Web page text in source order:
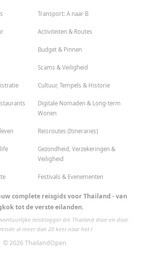
Transport: A naar B
Activiteiten & Routes
Budget & Pinnen
Scams & Veiligheid
Cultuur, Tempels & Historie
Digitale Nomaden & Long-term
Wonen
Reisroutes (Itineraries)
Gezondheid, Verzekeringen &
Veiligheid
Festivals & Evenementen
complete reisgids voor Thailand - van
tot de verste eilanden.
reisblogger die Thailand door en door
al meer dan 20 keer naar het l
© 2026 ThailandOpen